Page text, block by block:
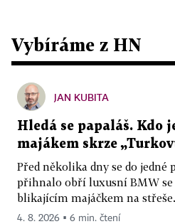
Vybíráme z HN
JAN KUBITA
Hledá se papaláš. Kdo
majákem skrze
Před několika dny se do jedné
přihnalo obří luxusní BMW se
blikajícím majáčkem na
4. 8. 2026 ▪ 6 min. čtení